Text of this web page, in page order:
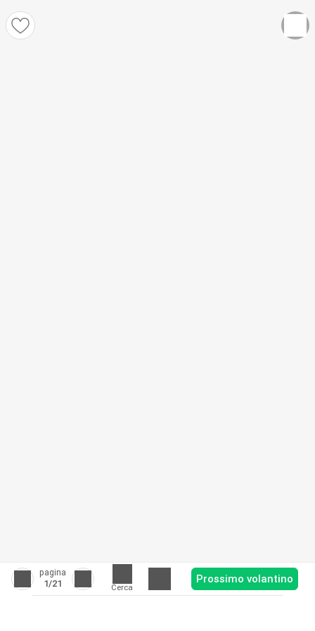
pagina
1/21 Cerca
Prossimo volantino